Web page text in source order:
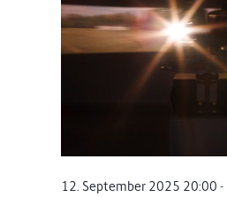
2025
12. September 2025 20:00 -